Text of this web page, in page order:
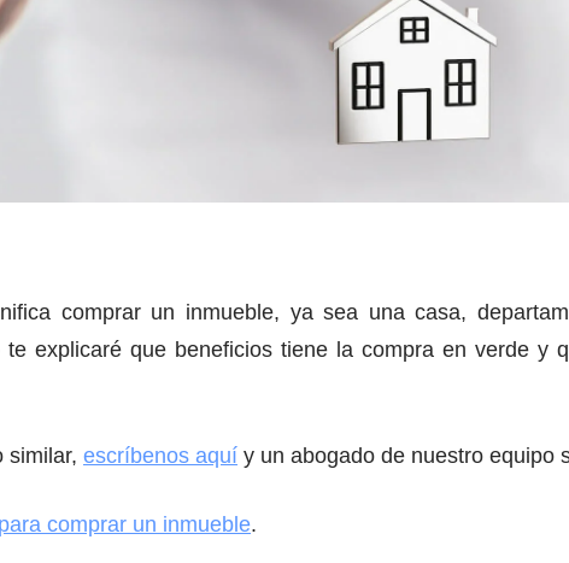
comprar un inmueble, ya sea una casa,
explicaré que beneficios tiene la compra en verde y
similar, escríbenos aquí y un abogado de nuestro equipo
comprar un inmueble.